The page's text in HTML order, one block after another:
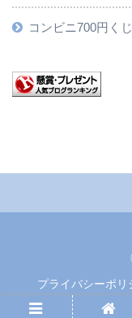
コンビニ700円くじ
プライバシーポリ
Copyright ©